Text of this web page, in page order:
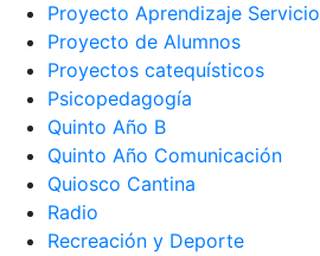
Proyecto Aprendizaje Servicio
Proyecto de Alumnos
Proyectos catequísticos
Psicopedagogía
Quinto Año B
Quinto Año Comunicación
Quiosco Cantina
Radio
Recreación y Deporte